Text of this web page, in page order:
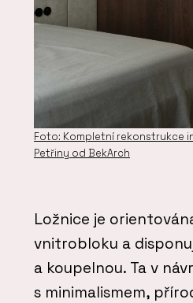
Foto: Kompletní rekonstrukce
Petřiny od BekArch
Ložnice je
vnitrobloku a
a koupelnou. Ta v
s minimalismem,